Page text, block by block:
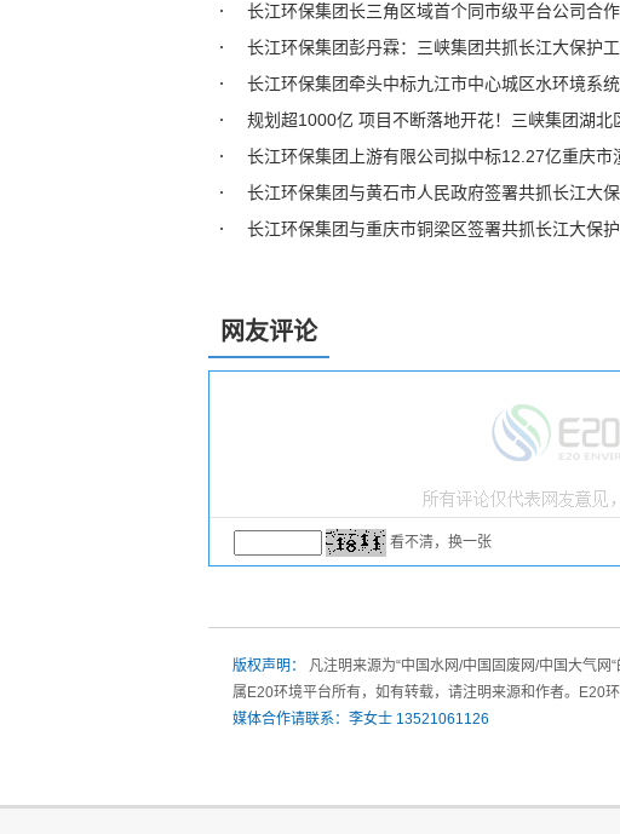
长江环保集团长三角区域首个同市级平台公司合作
长江环保集团彭丹霖：三峡集团共抓长江大保护
长江环保集团牵头中标九江市中心城区水环境系
规划超1000亿 项目不断落地开花！三峡集团湖北
长江环保集团上游有限公司拟中标12.27亿重庆市
长江环保集团与黄石市人民政府签署共抓长江大
长江环保集团与重庆市铜梁区签署共抓长江大保
网友评论
看不清，换一张
版权声明：
凡注明来源为“中国水网/中国固废网/中国大气
属E20环境平台所有，如有转载，请注明来源和作者。E20
媒体合作请联系：李女士 13521061126